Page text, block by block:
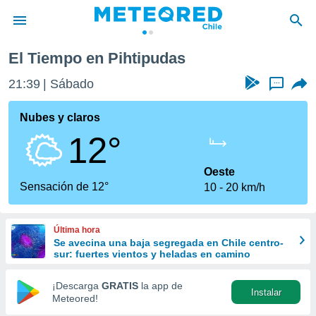
de
por
que se
calidad.
a este
las
y
forma
digital
basada
El Tiempo en Pihtipudas
21:39 Sábado ...
Nubes y claros
12°
Sensación de 12°
Oeste
10
20 km/h
Última hora
Se avecina una baja segregada en Chile centro-
sur: fuertes vientos y heladas en camino
¡Descarga GRATIS la app de
Meteored!
Instalar